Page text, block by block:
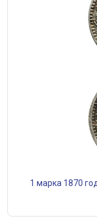
1 марка 1870